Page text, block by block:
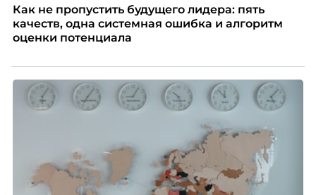
Как не пропустить будущего лидера: пять
качеств, одна системная ошибка и алгоритм
оценки потенциала